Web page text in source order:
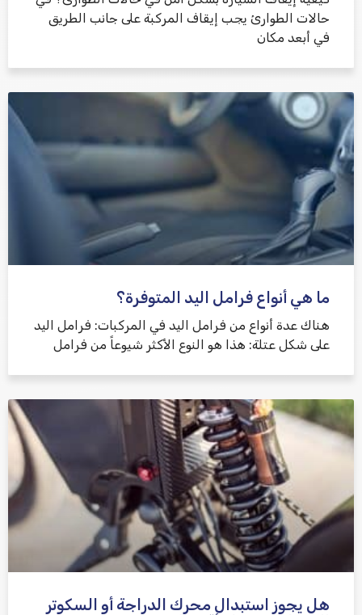
حالات الطوارئ يجب إيقاف المركبة على جانب الطريق
في أبعد مكان
ما هي أنواع فرامل اليد المتوفرة؟
هناك عدة أنواع من فرامل اليد في المركبات: فرامل اليد
على شكل عتلة: هذا هو النوع الأكثر شيوعاً من فرامل
هل يجوز استبدال محرك الدراجة أو السكوتر